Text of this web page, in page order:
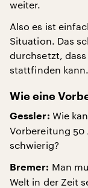
weiter.
Also es ist
Situation. Das
durchsetzt,
stattfinden kann.
Wie eine
Gessler: Wie
Vorbereitung 50
schwierig?
Bremer: Man
Welt in der Zeit